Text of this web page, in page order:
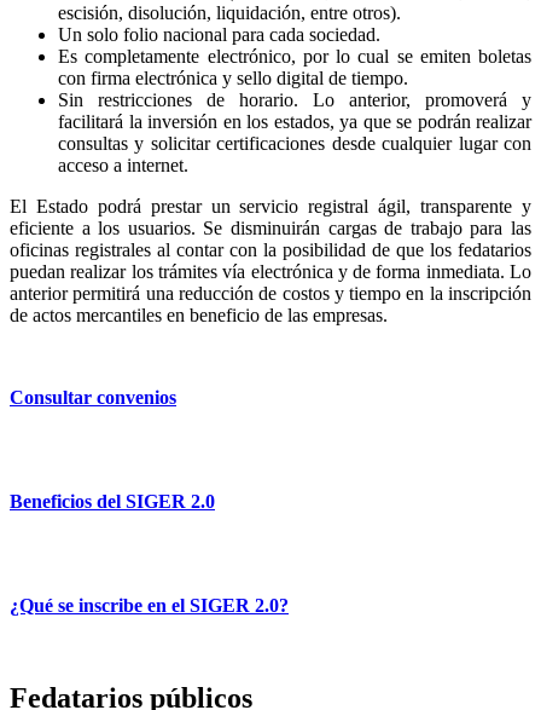
escisión, disolución, liquidación, entre otros).
Un solo folio nacional para cada sociedad.
Es completamente electrónico, por lo cual se emiten boletas
con firma electrónica y sello digital de tiempo.
Sin restricciones de horario. Lo anterior, promoverá y
facilitará la inversión en los estados, ya que se podrán realizar
consultas y solicitar certificaciones desde cualquier lugar con
acceso a internet.
El Estado podrá prestar un servicio registral ágil, transparente y
eficiente a los usuarios. Se disminuirán cargas de trabajo para las
oficinas registrales al contar con la posibilidad de que los fedatarios
puedan realizar los trámites vía electrónica y de forma inmediata. Lo
anterior permitirá una reducción de costos y tiempo en la inscripción
de actos mercantiles en beneficio de las empresas.
Consultar convenios
Beneficios del SIGER 2.0
¿Qué se inscribe en el SIGER 2.0?
Fedatarios públicos